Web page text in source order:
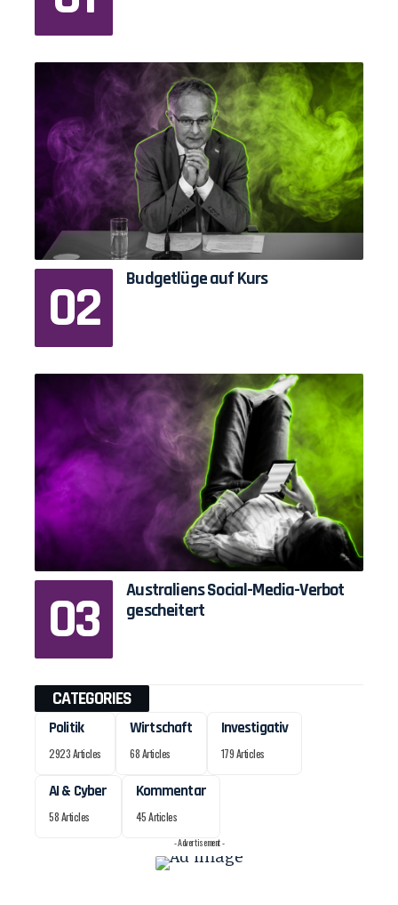
Budgetlüge auf Kurs
Australiens Social-Media-Verbot
gescheitert
CATEGORIES
Politik
2923 Articles
Wirtschaft
68 Articles
Investigativ
179 Articles
AI & Cyber
58 Articles
Kommentar
45 Articles
- Advertisement -